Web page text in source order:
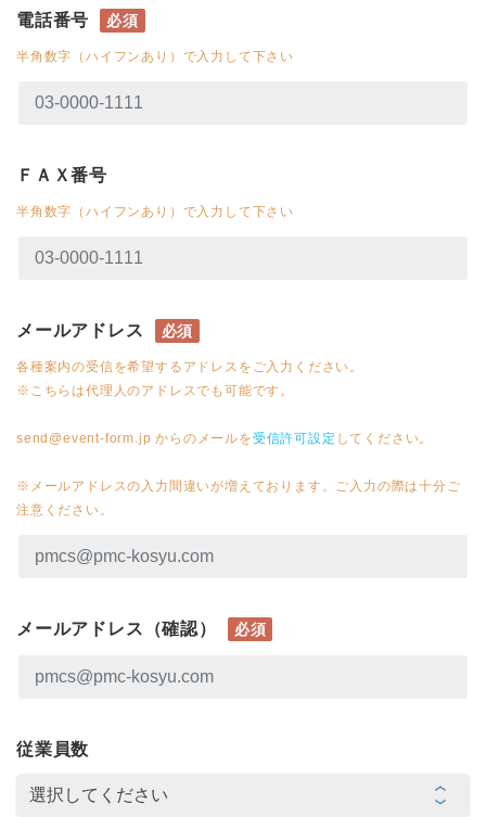
電話番号 必須
半角数字（ハイフンあり）で入力して下さい
ＦＡＸ番号
半角数字（ハイフンあり）で入力して下さい
メールアドレス 必須
各種案内の受信を希望するアドレスをご入力ください。
※こちらは代理人のアドレスでも可能です。
send@event-form.jp からのメールを受信許可設定 してください。
※メールアドレスの入力間違いが増えております。ご入力の際は十分ご
注意ください。
メールアドレス（確認） 必須
従業員数